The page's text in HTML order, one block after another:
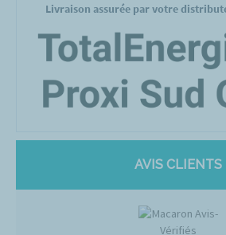
Livraison assurée par votre
AVIS CLIENTS